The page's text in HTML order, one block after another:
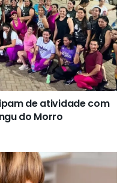
de atividade com
do Morro